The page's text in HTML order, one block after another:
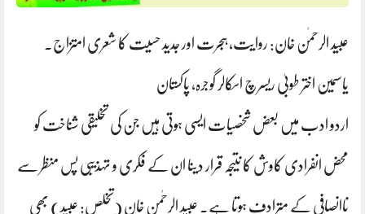
عبید الرحمٰن خان: روایت، ہجرت اور جدید حسیت کا شعری امتزاج.
یاسمین اختر طوبیٰ ریسرچ اسکالر گوجرہ، پاکستان
اردو ادب میں بعض شخصیات ایسی ہوتی ہیں جن کی تخلیقی شناخت کو
محض انفرادی کاوش کا نتیجہ قرار دینا ان کے فکری و تہذیبی پس منظر سے
ناانصافی کے مترادف ہوتا ہے۔ عبید الرحٰمن خان (تخلص: عبید) بھی